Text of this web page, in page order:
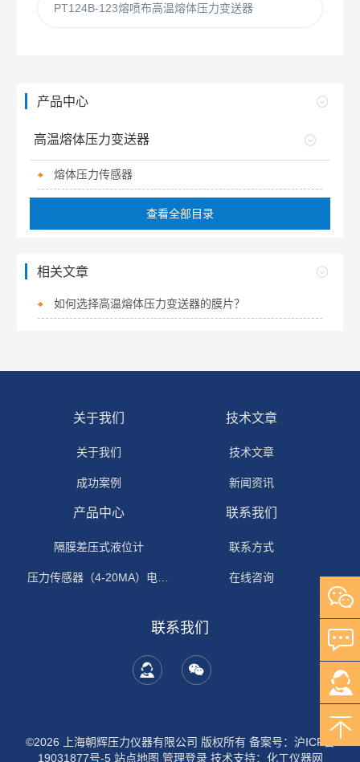
PT124B-123熔喷布高温熔体压力变送器
产品中心
高温熔体压力变送器
熔体压力传感器
查看全部目录
相关文章
如何选择高温熔体压力变送器的膜片？
关于我们
关于我们
成功案例
技术文章
技术文章
新闻资讯
产品中心
隔膜差压式液位计
压力传感器（4-20MA）电流输出
联系我们
联系方式
在线咨询
联系我们
©2026 上海朝辉压力仪器有限公司 版权所有 备案号：沪ICP备
19031877号-5 站点地图 管理登录技术支持： 化工仪器网